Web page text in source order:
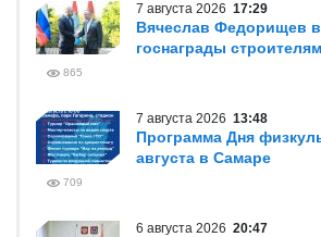
7 августа 2026 17:29
Вячеслав Федорищев
госнаграды
865
7 августа 2026 13:48
Программа Дня
августа в Самаре
709
6 августа 2026 20:47